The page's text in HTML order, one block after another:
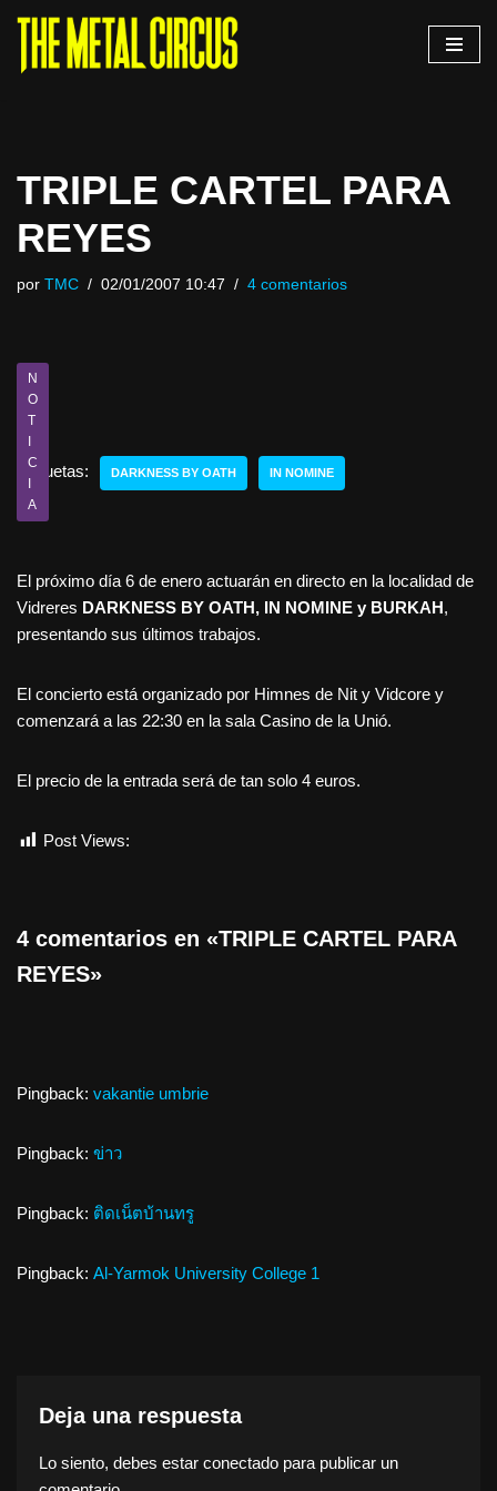
Saltar
TRIPLE CARTEL PARA
REYES
por TMC 02/01/2007 10:47 4 comentarios
N
O
T
I
C
I
A
Etiquetas: DARKNESS BY OATH IN NOMINE
El próximo día 6 de enero actuarán en directo en la localidad de
Vidreres DARKNESS BY OATH, IN NOMINE y BURKAH,
presentando sus últimos trabajos.
El concierto está organizado por Himnes de Nit y Vidcore y
comenzará a las 22:30 en la sala Casino de la Unió.
El precio de la entrada será de tan solo 4 euros.
Post Views:
4 comentarios en «TRIPLE CARTEL PARA
REYES»
Pingback: vakantie umbrie
Pingback: ข่าว
Pingback: ติดเน็ตบ้านทรู
Pingback: Al-Yarmok University College 1
Deja una respuesta
Lo siento, debes estar conectado para publicar un